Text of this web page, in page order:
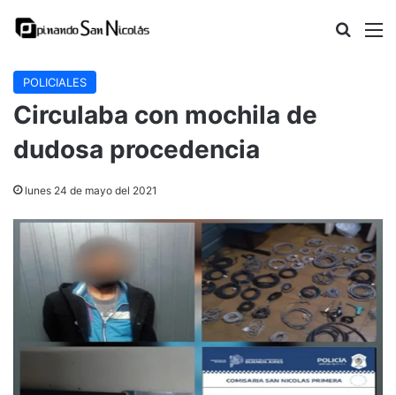
Buscar
POLICIALES
Circulaba con mochila de
dudosa procedencia
lunes 24 de mayo del 2021